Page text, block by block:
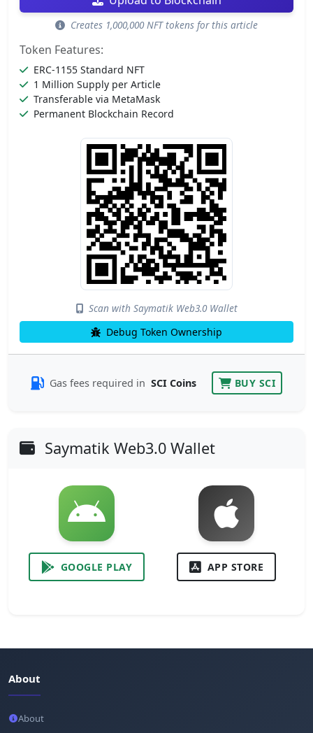
Creates 1,000,000 NFT tokens for this article
Token Features:
ERC-1155 Standard NFT
1 Million Supply per Article
Transferable via MetaMask
Permanent Blockchain Record
Scan with Saymatik Web3.0 Wallet
Debug Token Ownership
Gas fees required in SCI Coins BUY SCI
Saymatik Web3.0 Wallet
GOOGLE PLAY APP STORE
About
About